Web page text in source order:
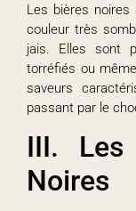
Les bières
couleur très
jais. Elles sont
torréfiés ou
saveurs
passant par le
III. Les
Noires